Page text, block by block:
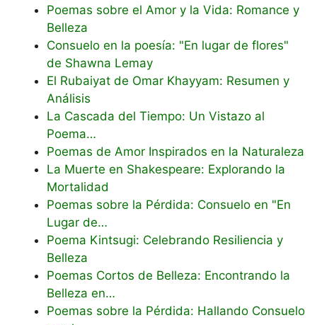
Poemas sobre el Amor y la Vida: Romance y
Belleza
Consuelo en la poesía: "En lugar de flores"
de Shawna Lemay
El Rubaiyat de Omar Khayyam: Resumen y
Análisis
La Cascada del Tiempo: Un Vistazo al
Poema…
Poemas de Amor Inspirados en la Naturaleza
La Muerte en Shakespeare: Explorando la
Mortalidad
Poemas sobre la Pérdida: Consuelo en "En
Lugar de…
Poema Kintsugi: Celebrando Resiliencia y
Belleza
Poemas Cortos de Belleza: Encontrando la
Belleza en…
Poemas sobre la Pérdida: Hallando Consuelo